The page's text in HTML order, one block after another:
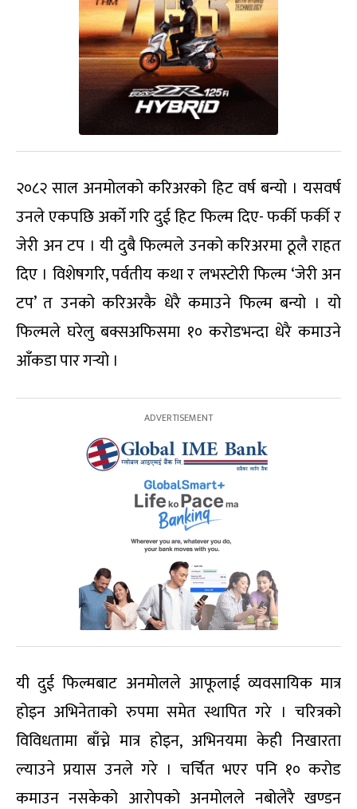
२०८२ साल अनमोलको करिअरको हिट वर्ष बन्यो । यसवर्ष
उनले एकपछि अर्को गरि दुई हिट फिल्म दिए- फर्की फर्की र
जेरी अन टप । यी दुबै फिल्मले उनको करिअरमा ठूलै राहत
दिए । विशेषगरि, पर्वतीय कथा र लभस्टोरी फिल्म ‘जेरी अन
टप’ त उनको करिअरकै धेरै कमाउने फिल्म बन्यो । यो
फिल्मले घरेलु बक्सअफिसमा १० करोडभन्दा धेरै कमाउने
आँकडा पार गर्‍यो ।
यी दुई फिल्मबाट अनमोलले आफूलाई व्यवसायिक मात्र
होइन अभिनेताको रुपमा समेत स्थापित गरे । चरित्रको
विविधतामा बाँच्ने मात्र होइन, अभिनयमा केही निखारता
ल्याउने प्रयास उनले गरे । चर्चित भएर पनि १० करोड
कमाउन नसकेको आरोपको अनमोलले नबोलेरै खण्डन